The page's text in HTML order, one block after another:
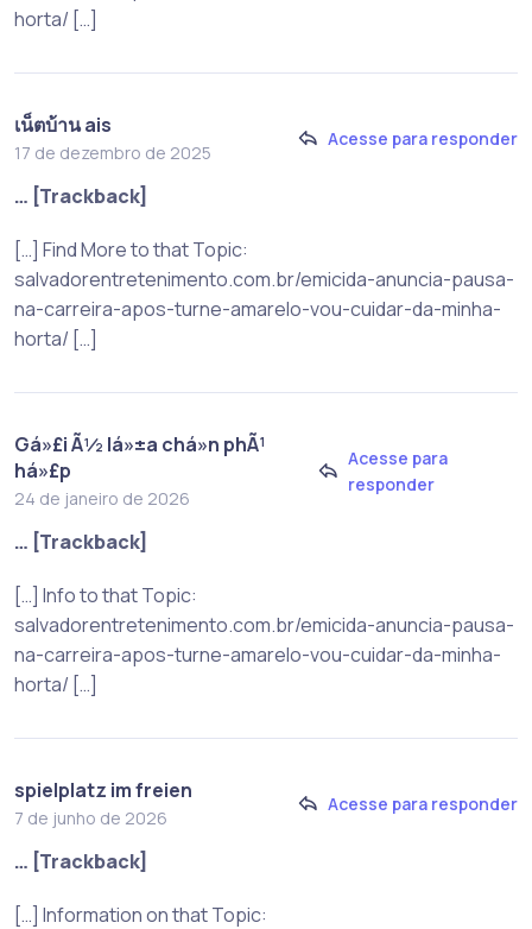
horta/ […]
เน็ตบ้าน ais
17 de dezembro de 2025
Acesse para responder
… [Trackback]
[…] Find More to that Topic:
salvadorentretenimento.com.br/emicida-anuncia-pausa-
na-carreira-apos-turne-amarelo-vou-cuidar-da-minha-
horta/ […]
Gá»£i Ã½ lá»±a chá»n phÃ¹
há»£p
24 de janeiro de 2026
Acesse para
responder
… [Trackback]
[…] Info to that Topic:
salvadorentretenimento.com.br/emicida-anuncia-pausa-
na-carreira-apos-turne-amarelo-vou-cuidar-da-minha-
horta/ […]
spielplatz im freien
7 de junho de 2026
Acesse para responder
… [Trackback]
[…] Information on that Topic: